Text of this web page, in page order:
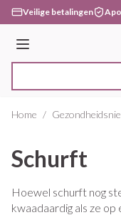
Ga naar de inhoud
Veilige betalingen
Menu
Home /
Schurft
Hoewel schurft nog
kwaadaardig als ze